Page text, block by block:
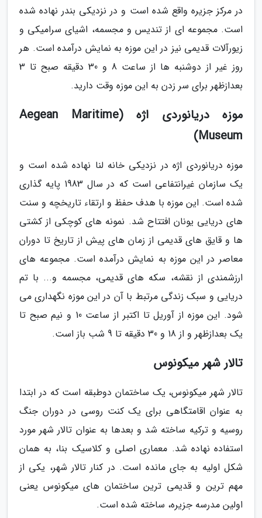
در مرکز جزیره واقع شده است و در نزدیکی بندر نهاده شده
است. مجموعه ای از تندیس و مجسمه، اشیای سرامیکی و
زیورآلات قدیمی نیز در این موزه به نمایش درآمده است. هر
روز غیر از دوشنبه ها از ساعت 8 و 30 دقیقه صبح تا 3
بعدازظهر برای سر زدن به این موزه وقت دارید.
موزه دریانوردی اژه (Aegean Maritime
Museum)
موزه دریانوردی اژه در نزدیکی خانه لنا نهاده شده است و
یک سازمان غیرانتفاعی است که در سال 1983 پایه گذاری
شده است. این موزه با هدف حفظ و ارتقاء تاریخچه و سنت
های دریایی یونان افتتاح شد. نمونه های کوچکی از کشتی
ها و قایق های قدیمی از زمان های پیش از تاریخ تا دوران
معاصر در این موزه به نمایش درآمده است. مجموعه های
ارزشمندی از نقشه، سکه های قدیمی، مجسمه و... با تم
دریایی و سبک زندگی مرتبط با آن در این موزه نگهداری می
شود. این موزه از آوریل تا اکتبر از ساعت 10 و نیم صبح تا
یک بعدازظهر و از 18 و 30 دقیقه تا 9 شب باز است.
تالار شهر میکونوس
تالار شهر میکونوس، یک ساختمان دوطبقه است که در ابتدا
به عنوان اقامتگاهی برای یک کنت روسی در دوران جنگ
روسیه و ترکیه ساخته شد و بعدها به عنوان تالار شهر مورد
استفاده نهاده شد. معماری اصلی و کلاسیک بنا، به همان
شکل اولیه به جای مانده است. در کنار تالار شهر، یکی از
مهم ترین و قدیمی ترین ساختمان های میکونوس یعنی
اولین مدرسه جزیره، ساخته شده است.